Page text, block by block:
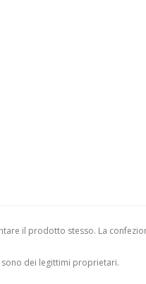
il prodotto stesso. La
dei legittimi proprietari.